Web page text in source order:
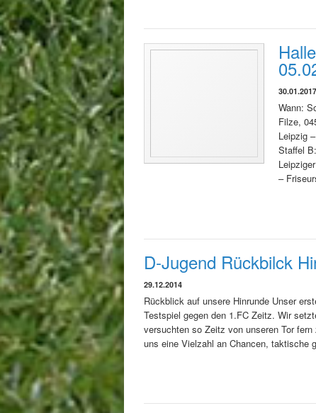
30.01.2017
Wann:
Filze,
Leipzig
Staffel
–
D-Jugend Rückbilck
29.12.2014
Rückblick auf unsere Hinrunde Unser
Testspiel gegen den 1.FC Zeitz. Wir
versuchten so Zeitz von unseren Tor
uns eine Vielzahl an Chancen, taktische